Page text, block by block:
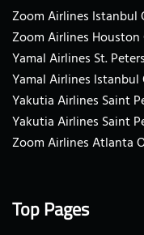
Zoom Airlines Istanbul
Zoom Airlines Houston
Yamal Airlines St.
Yamal Airlines
Yakutia Airlines Saint
Yakutia Airlines Saint
Zoom Airlines Atlanta
Top Pages